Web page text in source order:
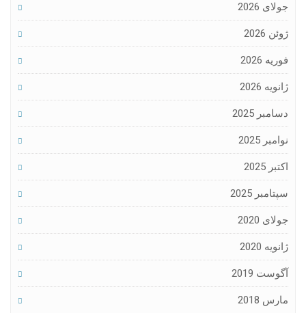
جولای 2026
ژوئن 2026
فوریه 2026
ژانویه 2026
دسامبر 2025
نوامبر 2025
اکتبر 2025
سپتامبر 2025
جولای 2020
ژانویه 2020
آگوست 2019
مارس 2018